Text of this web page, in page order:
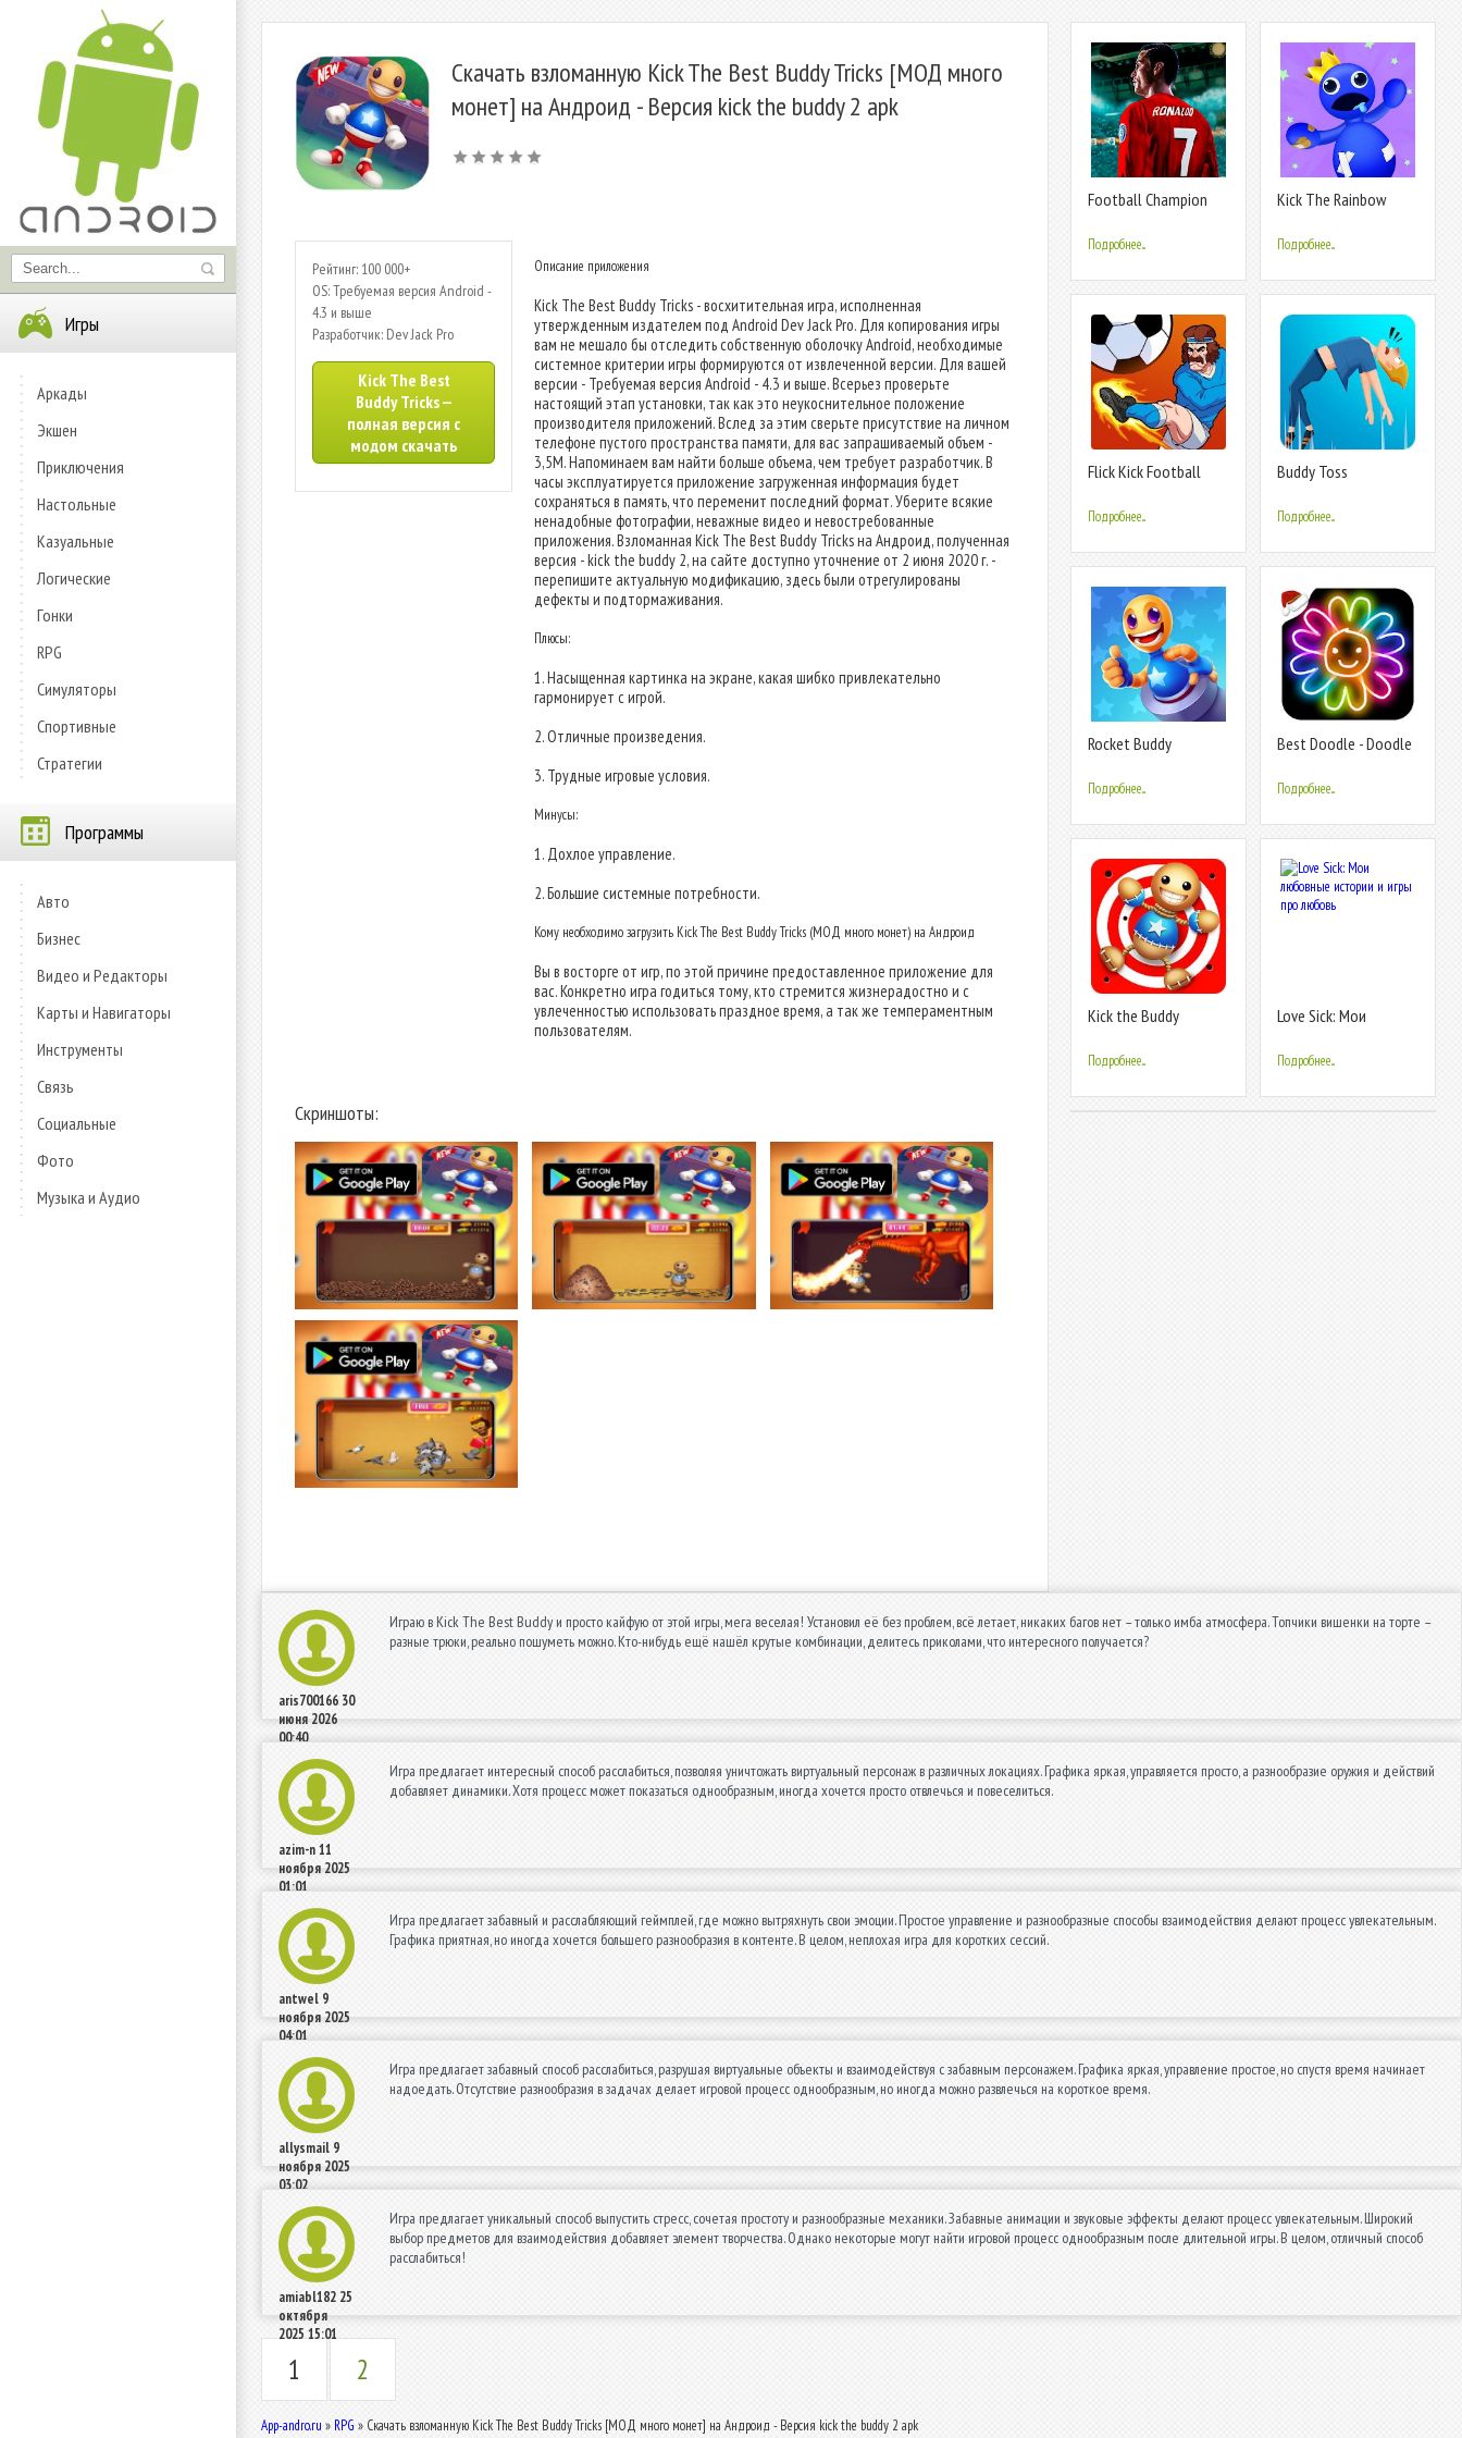
Игры
Аркады
Экшен
Приключения
Настольные
Казуальные
Логические
Гонки
RPG
Симуляторы
Спортивные
Стратегии
Программы
Авто
Бизнес
Видео и Редакторы
Карты и Навигаторы
Инструменты
Связь
Социальные
Фото
Музыка и Аудио
Скачать взломанную Kick The Best Buddy Tricks [МОД много
монет] на Андроид - Версия kick the buddy 2 apk
Рейтинг: 100 000+
OS: Требуемая версия Android -
4.3 и выше
Разработчик: Dev Jack Pro
Kick The Best
Buddy Tricks —
полная версия с
модом скачать
Описание приложения
Kick The Best Buddy Tricks - восхитительная игра, исполненная
утвержденным издателем под Android Dev Jack Pro. Для копирования игры
вам не мешало бы отследить собственную оболочку Android, необходимые
системное критерии игры формируются от извлеченной версии. Для вашей
версии - Требуемая версия Android - 4.3 и выше. Всерьез проверьте
настоящий этап установки, так как это неукоснительное положение
производителя приложений. Вслед за этим сверьте присутствие на личном
телефоне пустого пространства памяти, для вас запрашиваемый объем -
3,5M. Напоминаем вам найти больше объема, чем требует разработчик. В
часы эксплуатируется приложение загруженная информация будет
сохраняться в память, что переменит последний формат. Уберите всякие
ненадобные фотографии, неважные видео и невостребованные
приложения. Взломанная Kick The Best Buddy Tricks на Андроид, полученная
версия - kick the buddy 2, на сайте доступно уточнение от 2 июня 2020 г. -
перепишите актуальную модификацию, здесь были отрегулированы
дефекты и подтормаживания.
Плюсы:
1. Насыщенная картинка на экране, какая шибко привлекательно
гармонирует с игрой.
2. Отличные произведения.
3. Трудные игровые условия.
Минусы:
1. Дохлое управление.
2. Большие системные потребности.
Кому необходимо загрузить Kick The Best Buddy Tricks (МОД много монет) на Андроид
Вы в восторге от игр, по этой причине предоставленное приложение для
вас. Конкретно игра годиться тому, кто стремится жизнерадостно и с
увлеченностью использовать праздное время, а так же темпераментным
пользователям.
Скриншоты:
Football Champion
Подробнее...
Kick The Rainbow
Подробнее...
Flick Kick Football
Подробнее...
Buddy Toss
Подробнее...
Rocket Buddy
Подробнее...
Best Doodle - Doodle
Подробнее...
Kick the Buddy
Подробнее...
Love Sick: Мои
игры про любовь
Подробнее...
aris700166 30
июня 2026
00:40
Играю в Kick The Best Buddy и просто кайфую от этой игры, мега веселая! Установил её без проблем, всё летает, никаких багов нет – только имба атмосфера. Топчики вишенки на торте –
разные трюки, реально пошуметь можно. Кто-нибудь ещё нашёл крутые комбинации, делитесь приколами, что интересного получается?
azim-n11
ноября 2025
01:01
Игра предлагает интересный способ расслабиться, позволяя уничтожать виртуальный персонаж в различных локациях. Графика яркая, управляется просто, а разнообразие оружия и действий
добавляет динамики. Хотя процесс может показаться однообразным, иногда хочется просто отвлечься и повеселиться.
antwel 9
ноября 2025
04:01
Игра предлагает забавный и расслабляющий геймплей, где можно вытряхнуть свои эмоции. Простое управление и разнообразные способы взаимодействия делают процесс увлекательным.
Графика приятная, но иногда хочется большего разнообразия в контенте. В целом, неплохая игра для коротких сессий.
allysmail 9
ноября 2025
03:02
Игра предлагает забавный способ расслабиться, разрушая виртуальные объекты и взаимодействуя с забавным персонажем. Графика яркая, управление простое, но спустя время начинает
надоедать. Отсутствие разнообразия в задачах делает игровой процесс однообразным, но иногда можно развлечься на короткое время.
amiabl182 25
октября
2025 15:01
Игра предлагает уникальный способ выпустить стресс, сочетая простоту и разнообразные механики. Забавные анимации и звуковые эффекты делают процесс увлекательным. Широкий
выбор предметов для взаимодействия добавляет элемент творчества. Однако некоторые могут найти игровой процесс однообразным после длительной игры. В целом, отличный способ
расслабиться!
1 2
App-andro.ru » RPG » Скачать взломанную Kick The Best Buddy Tricks [МОД много монет] на Андроид - Версия kick the buddy 2 apk